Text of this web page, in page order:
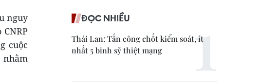
nguy
cuộc
nhằm
ĐỌC NHIỀU
Thái Lan: Tấn công chốt kiểm soát, ít
nhất 5 binh sỹ thiệt mạng